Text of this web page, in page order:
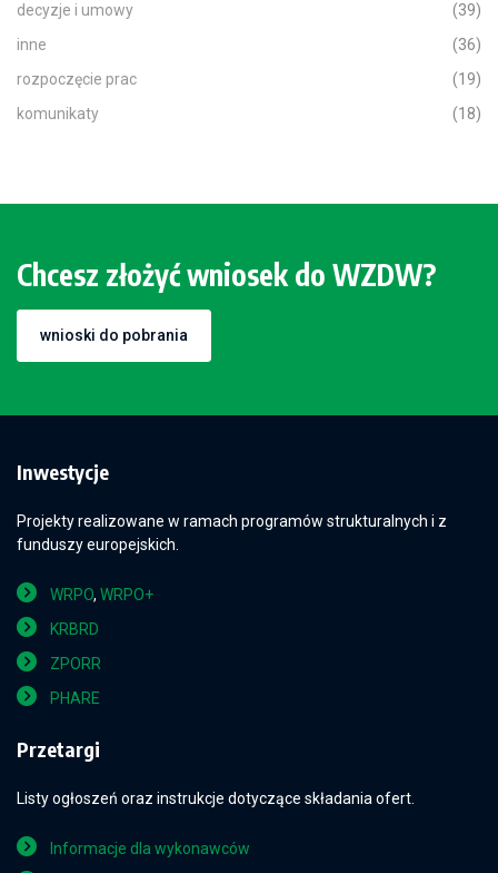
decyzje i umowy
(39)
inne
(36)
rozpoczęcie prac
(19)
komunikaty
(18)
Chcesz złożyć wniosek do WZDW?
wnioski do pobrania
Inwestycje
Projekty realizowane w ramach programów strukturalnych i z
funduszy europejskich.
WRPO, WRPO+
KRBRD
ZPORR
PHARE
Przetargi
Listy ogłoszeń oraz instrukcje dotyczące składania ofert.
Informacje dla wykonawców